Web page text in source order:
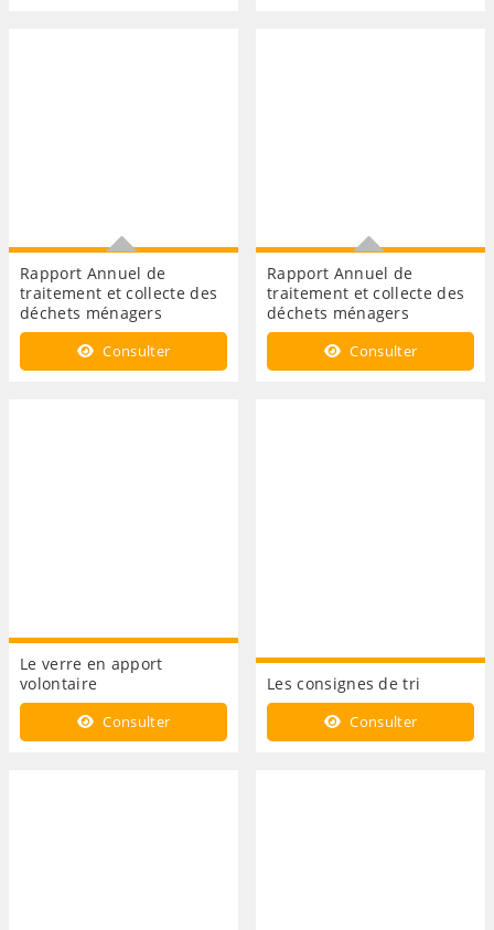
Rapport Annuel de
traitement et collecte des
déchets ménagers
Année 2018Consulter
Rapport Annuel de
traitement et collecte des
déchets ménagers
Année 2017Consulter
Le verre en apport
volontaire
Consulter
Les consignes de tri
Consulter